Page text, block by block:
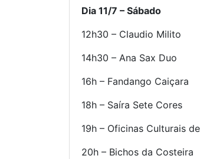
Dia 11/7 – Sábado
12h30 – Claudio Milito
14h30 – Ana Sax Duo
16h – Fandango Caiçara
18h – Saíra Sete Cores
19h – Oficinas Culturais
20h – Bichos da Costeira